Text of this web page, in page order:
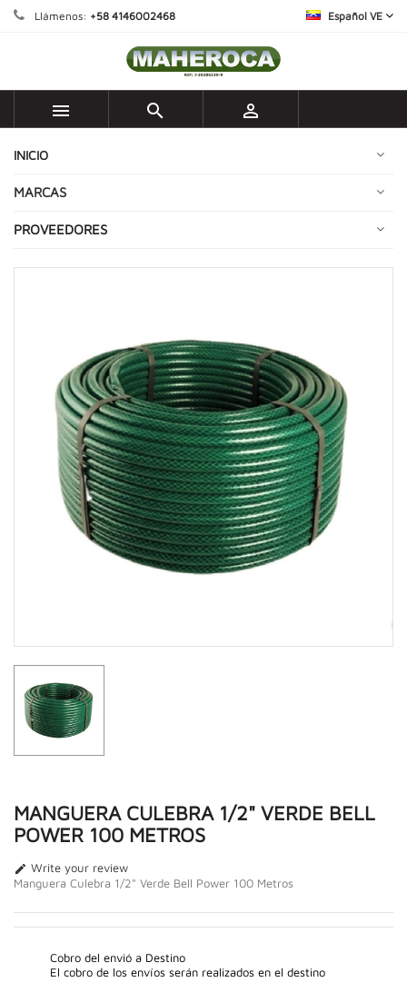
Llámenos: +58 4146002468 Español VE
  
INICIO
MARCAS
PROVEEDORES
MANGUERA CULEBRA 1/2" VERDE BELL
POWER 100 METROS
 Write your review
Manguera Culebra 1/2" Verde Bell Power 100 Metros
Cobro del envió a Destino
El cobro de los envíos serán realizados en el destino